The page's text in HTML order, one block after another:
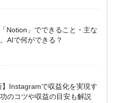
Notion」でできること・主な
AIで何ができる？
】Instagramで収益化を実現す
のコツや収益の目安も解説